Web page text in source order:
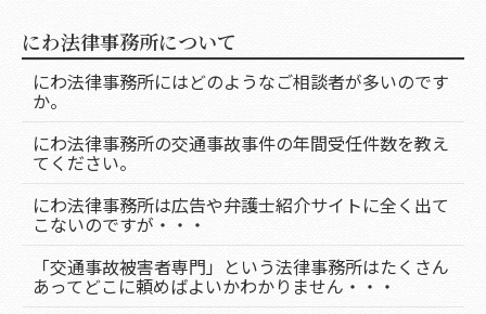
にわ法律事務所について
にわ法律事務所にはどのようなご相談者が多いのです
か。
にわ法律事務所の交通事故事件の年間受任件数を教え
てください。
にわ法律事務所は広告や弁護士紹介サイトに全く出て
こないのですが・・・
「交通事故被害者専門」という法律事務所はたくさん
あってどこに頼めばよいかわかりません・・・